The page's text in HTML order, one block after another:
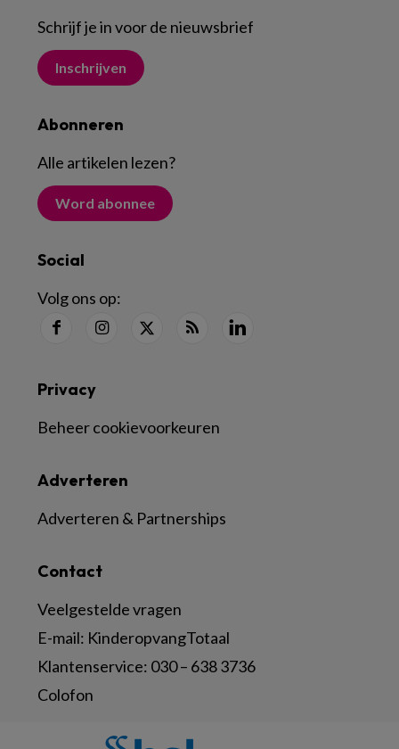
Schrijf je in voor de nieuwsbrief
Inschrijven
Abonneren
Alle artikelen lezen?
Word abonnee
Social
Volg ons op:
Contact
Veelgestelde vragen
E-mail: KinderopvangTotaal
Klantenservice: 030 – 638 3736
Colofon
Adverteren
Adverteren & Partnerships
Privacy
Beheer cookievoorkeuren